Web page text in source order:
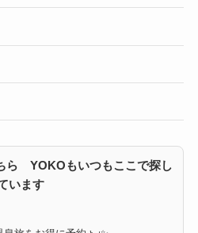
ら YOKOもいつもここで探し
います